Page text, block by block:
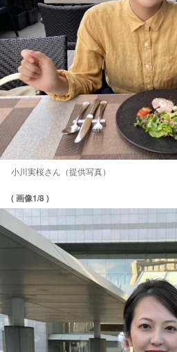
小川実桜さん（提供写真）
( 画像1/8 )